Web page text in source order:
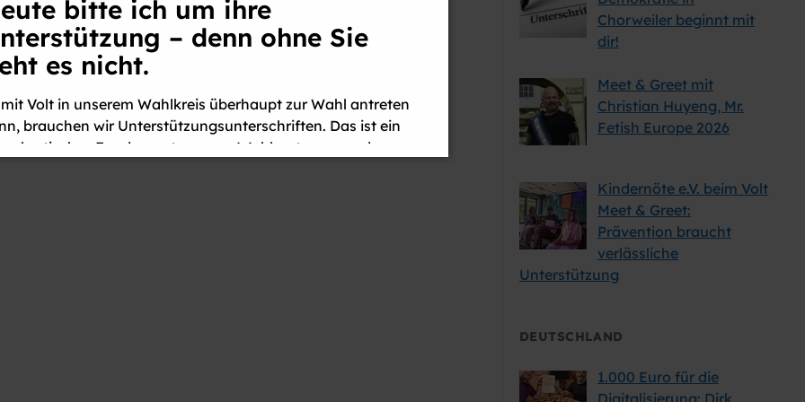
Chorweiler beginnt mit
dir!
Meet & Greet mit
Christian Huyeng, Mr.
Fetish Europe 2026
Kindernöte e.V. beim Volt
Meet & Greet:
Prävention braucht
verlässliche
Unterstützung
DEUTSCHLAND
1.000 Euro für die
Digitalisierung: Dirk
bitte ich um ihre
– denn ohne Sie
es nicht.
Volt in unserem Wahlkreis überhaupt zur Wahl antreten
brauchen wir Unterstützungsunterschriften. Das ist ein
Fundament unseres Wahlsystems – und